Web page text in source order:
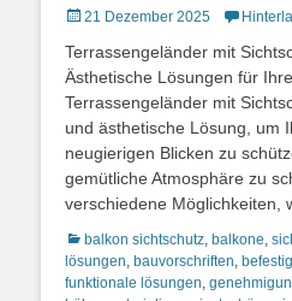
Posted
21 Dezember 2025
Terrassengeländer mit
Ästhetische Lösungen für
Terrassengeländer mit
und ästhetische Lösung, um
neugierigen Blicken zu
gemütliche Atmosphäre zu
verschiedene Möglichkeiten,
Kategorien
balkon sichtschutz balkone
lösungen bauvorschriften
funktionale lösungen